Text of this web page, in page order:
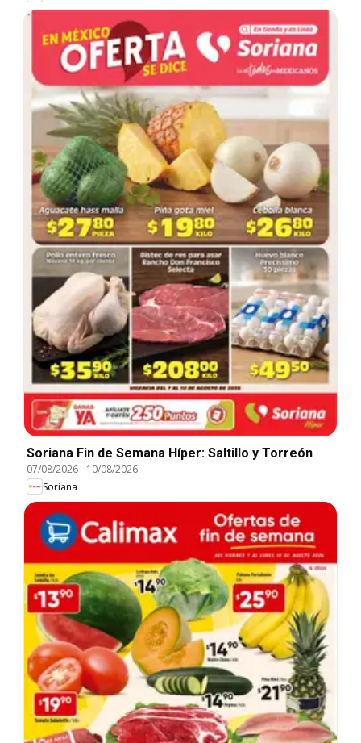
Soriana Fin de Semana Híper: Saltillo y Torreón
07/08/2026- 10/08/2026
Soriana